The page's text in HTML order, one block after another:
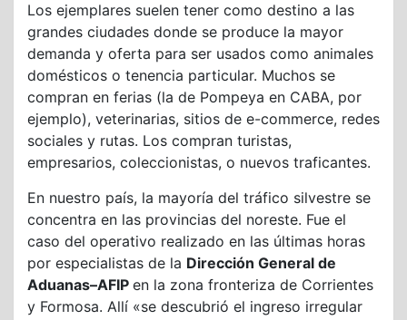
Los ejemplares suelen tener como destino a las
grandes ciudades donde se produce la mayor
demanda y oferta para ser usados como animales
domésticos o tenencia particular. Muchos se
compran en ferias (la de Pompeya en CABA, por
ejemplo), veterinarias, sitios de e-commerce, redes
sociales y rutas. Los compran turistas,
empresarios, coleccionistas, o nuevos traficantes.
En nuestro país, la mayoría del tráfico silvestre se
concentra en las provincias del noreste. Fue el
caso del operativo realizado en las últimas horas
por especialistas de la Dirección General de
Aduanas–AFIP en la zona fronteriza de Corrientes
y Formosa. Allí «se descubrió el ingreso irregular